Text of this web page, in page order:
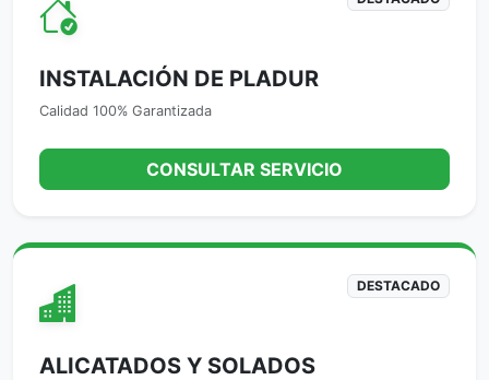
INSTALACIÓN DE PLADUR
Calidad 100% Garantizada
CONSULTAR SERVICIO
DESTACADO
ALICATADOS Y SOLADOS